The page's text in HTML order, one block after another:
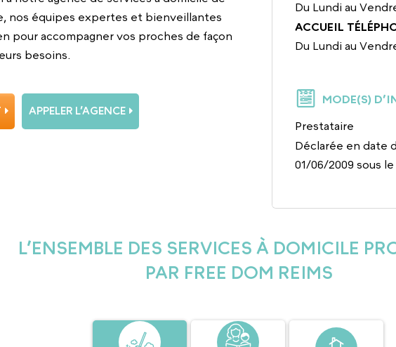
nos équipes expertes et bienveillantes
pour accompagner vos proches de façon
besoins.
APPELER L’AGENCE
Du Lundi au
ACCUEIL
Du Lundi au
MODE(S)
Prestataire
Déclarée en date
01/06/2009 sous le
L’ENSEMBLE DES SERVICES À DOMICILE
PAR FREE DOM REIMS